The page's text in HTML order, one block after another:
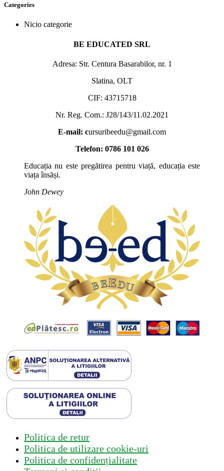
Categories
Nicio categorie
BE EDUCATED SRL
Adresa: Str. Centura Basarabilor, nr. 1
Slatina, OLT
CIF: 43715718
Nr. Reg. Com.: J28/143/11.02.2021
E-mail: cursuribeedu@gmail.com
Telefon: 0786 101 026
Educația nu este pregătirea pentru viață, educația este
viața însăși.
John Dewey
Politica de retur
Politica de utilizare cookie-uri
Politica de confidențialitate